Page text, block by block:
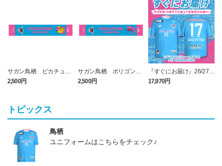
サガン鳥栖 ピカチュウ
タオルマフラー
2,500円
サガン鳥栖 ポリゴンZ
タオルマフラー
2,500円
『すぐにお届け』26/27レ
プリカユニフォームFP1st
No.17 SAGANTINO
17,970円
トピックス
鳥栖
ユニフォームはこちらをチェック♪